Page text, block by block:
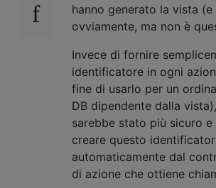
hanno generato la vista
ovviamente, ma non è
Invece di fornire
identificatore in ogni
fine di usarlo per un
DB dipendente dalla
sarebbe stato più sicuro
creare questo
automaticamente dal
di azione che ottiene